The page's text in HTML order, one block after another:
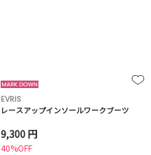
EVRIS
レースアップインソールワークブーツ
9,300 円
40%OFF